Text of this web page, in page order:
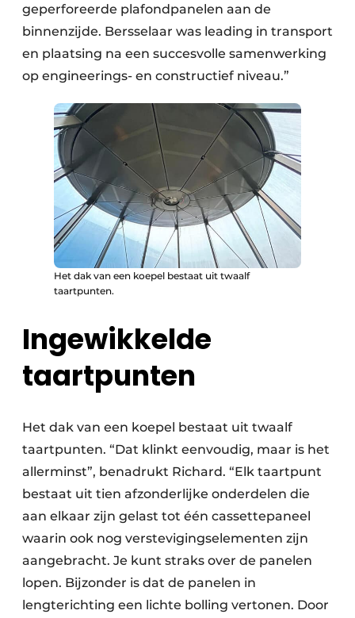
geperforeerde plafondpanelen aan de
binnenzijde. Bersselaar was leading in transport
en plaatsing na een succesvolle samenwerking
op engineerings- en constructief niveau.”
Het dak van een koepel bestaat uit twaalf
taartpunten.
Ingewikkelde
taartpunten
Het dak van een koepel bestaat uit twaalf
taartpunten. “Dat klinkt eenvoudig, maar is het
allerminst”, benadrukt Richard. “Elk taartpunt
bestaat uit tien afzonderlijke onderdelen die
aan elkaar zijn gelast tot één cassettepaneel
waarin ook nog verstevigingselementen zijn
aangebracht. Je kunt straks over de panelen
lopen. Bijzonder is dat de panelen in
lengterichting een lichte bolling vertonen. Door